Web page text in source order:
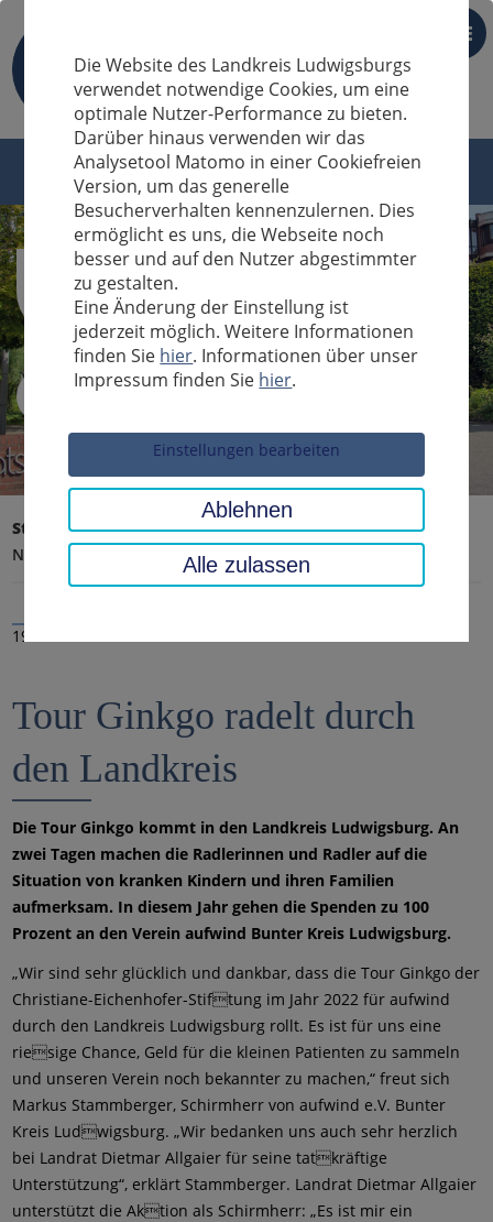
DE
Sucheingabe
Startseite Landratsamt, Landkreis
Aktuelles
Nachrichten
19.04.2022
Tour Ginkgo radelt durch
den Landkreis
Die Tour Ginkgo kommt in den Landkreis Ludwigsburg. An
zwei Tagen machen die Radlerinnen und Radler auf die
Situation von kranken Kindern und ihren Familien
aufmerksam. In diesem Jahr gehen die Spenden zu 100
Prozent an den Verein aufwind Bunter Kreis Ludwigsburg.
„Wir sind sehr glücklich und dankbar, dass die Tour Ginkgo der
Christiane-Eichenhofer-Stiftung im Jahr 2022 für aufwind
durch den Landkreis Ludwigsburg rollt. Es ist für uns eine
riesige Chance, Geld für die kleinen Patienten zu sammeln
und unseren Verein noch bekannter zu machen,“ freut sich
Markus Stammberger, Schirmherr von aufwind e.V. Bunter
Kreis Ludwigsburg. „Wir bedanken uns auch sehr herzlich
bei Landrat Dietmar Allgaier für seine tatkräftige
Unterstützung“, erklärt Stammberger. Landrat Dietmar Allgaier
unterstützt die Aktion als Schirmherr: „Es ist mir ein
Die Website des Landkreis Ludwigsburgs
verwendet notwendige Cookies, um eine
optimale Nutzer-Performance zu bieten.
Darüber hinaus verwenden wir das
Analysetool Matomo in einer Cookiefreien
Version, um das generelle
Besucherverhalten kennenzulernen. Dies
ermöglicht es uns, die Webseite noch
besser und auf den Nutzer abgestimmter
zu gestalten.
Eine Änderung der Einstellung ist
jederzeit möglich. Weitere Informationen
finden Sie hier. Informationen über unser
Impressum finden Sie hier.
Einstellungen bearbeiten
Ablehnen
Alle zulassen